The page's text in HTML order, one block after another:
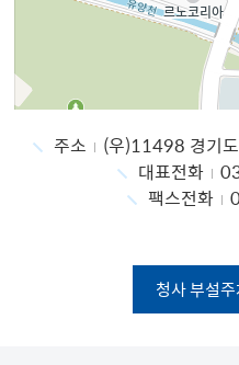
주소
(우)11498 경기
대표전화
팩스전화
청사 부설